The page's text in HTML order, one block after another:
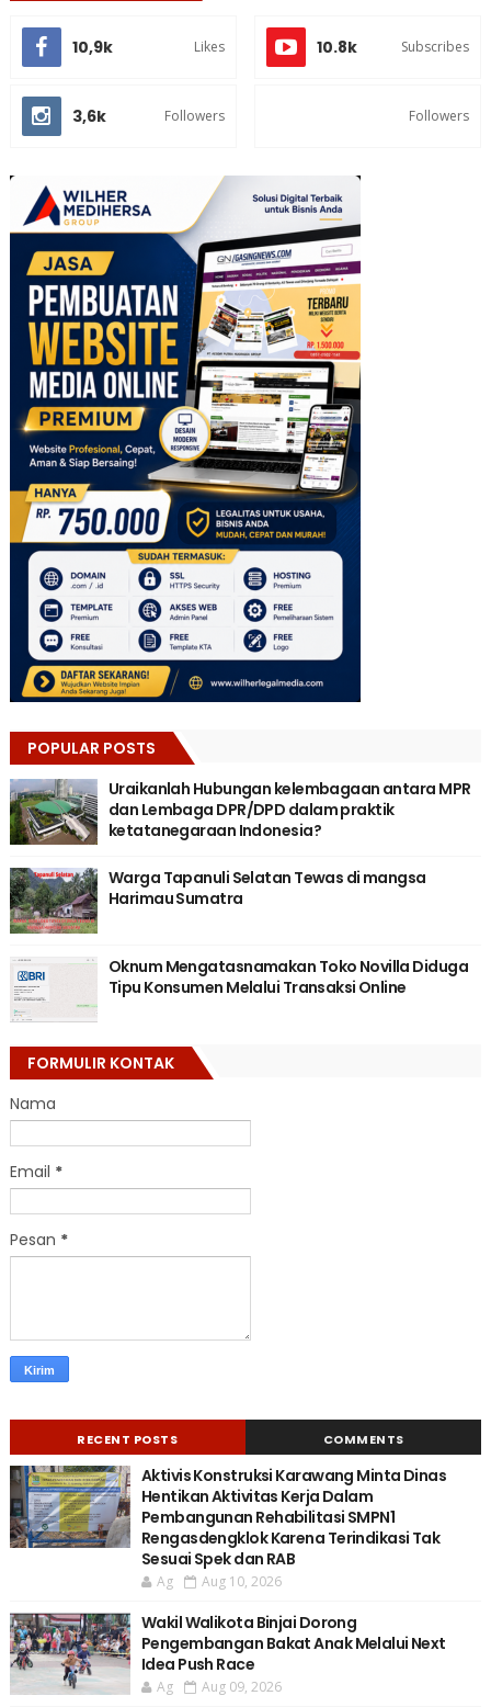
10,9k Likes 10.8k Subscribes
3,6k Followers Followers
POPULAR POSTS
Uraikanlah Hubungan kelembagaan antara MPR
dan Lembaga DPR/DPD dalam praktik
ketatanegaraan Indonesia?
Warga Tapanuli Selatan Tewas di mangsa
Harimau Sumatra
Oknum Mengatasnamakan Toko Novilla Diduga
Tipu Konsumen Melalui Transaksi Online
FORMULIR KONTAK
Nama
Email *
Pesan *
RECENT POSTS COMMENTS
Aktivis Konstruksi Karawang Minta Dinas
Hentikan Aktivitas Kerja Dalam
Pembangunan Rehabilitasi SMPN1
Rengasdengklok Karena Terindikasi Tak
Sesuai Spek dan RAB
Ag Aug 10, 2026
Wakil Walikota Binjai Dorong
Pengembangan Bakat Anak Melalui Next
Idea Push Race
Ag Aug 09, 2026